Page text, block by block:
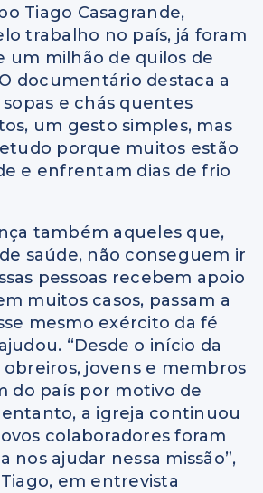
Tiago Casagrande,
trabalho no país, já foram
um milhão de quilos de
documentário destaca a
e chás quentes
um gesto simples, mas
porque muitos estão
e enfrentam dias de frio
também aqueles que,
saúde, não conseguem ir
pessoas recebem apoio
muitos casos, passam a
mesmo exército da fé
“Desde o início da
jovens e membros
do país por motivo de
a igreja continuou
colaboradores foram
nos ajudar nessa missão”,
em entrevista